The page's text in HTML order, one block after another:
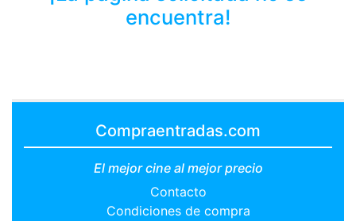
encuentra!
Compraentradas.com
El mejor cine al mejor precio
Contacto
Condiciones de compra